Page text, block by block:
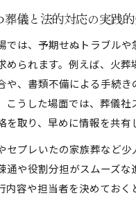
葬儀と法的対応の実践
では、予期せぬトラブルや
められます。例えば、火葬
や、書類不備による手続
こうした場面では、葬儀社
を取り、早めに情報を共有
セプレいたの家族葬など少
通や役割分担がスムーズな
内容や担当者を決めておく